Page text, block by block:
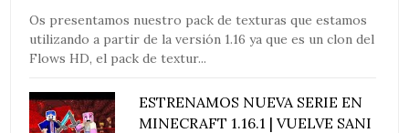
Os presentamos nuestro pack de texturas que estamos
utilizando a partir de la versión 1.16 ya que es un clon del
Flows HD, el pack de textur...
ESTRENAMOS NUEVA SERIE EN
MINECRAFT 1.16.1 | VUELVE SANI